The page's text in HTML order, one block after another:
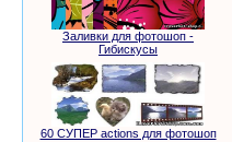
Заливки для фотошоп -
Гибискусы
60 СУПЕР actions для фотошоп